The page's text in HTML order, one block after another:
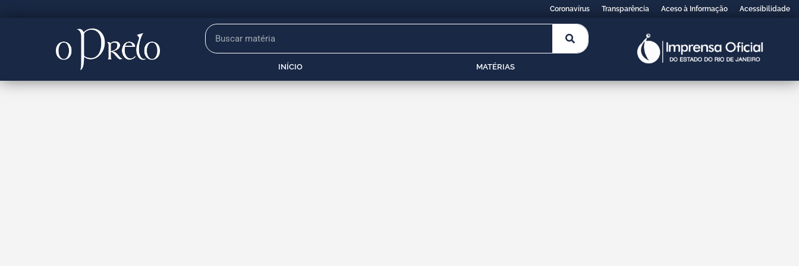
Coronavírus Transparência Aceso à Informação Acessibilidade
INÍCIO MATÉRIAS